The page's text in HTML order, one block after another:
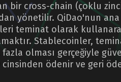
bir cross-chain (çoklu
yönetilir. QiDao'nun
teminat olarak
Stablecoinler,
olması gerçeğiyle
ödenir ve geri